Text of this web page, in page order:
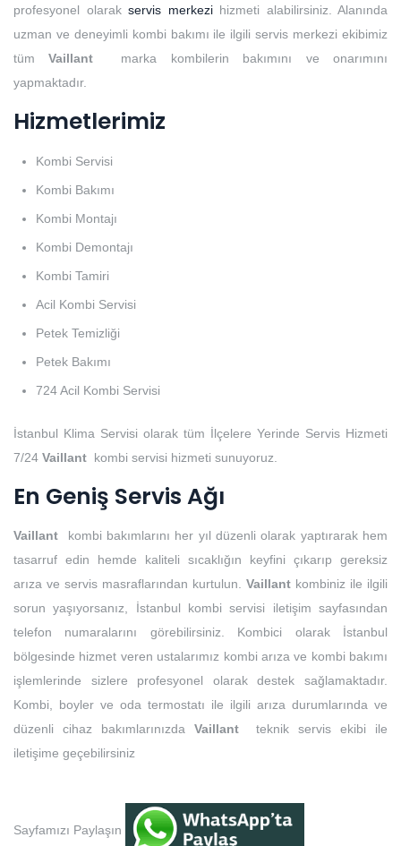
profesyonel olarak servis merkezihizmeti alabilirsiniz. Alanında
uzman ve deneyimli kombi bakımı ile ilgili servis merkezi ekibimiz
tümVaillant marka kombilerin bakımını ve onarımını
yapmaktadır.
Hizmetlerimiz
Kombi Servisi
Kombi Bakımı
Kombi Montajı
Kombi Demontajı
Kombi Tamiri
Acil Kombi Servisi
Petek Temizliği
Petek Bakımı
724 Acil Kombi Servisi
İstanbul Klima Servisi olarak tüm İlçelere Yerinde Servis Hizmeti
7/24 Vaillant kombi servisi hizmeti sunuyoruz.
En Geniş Servis Ağı
Vaillant kombi bakımlarını her yıl düzenli olarak yaptırarak hem
tasarruf edin hemde kaliteli sıcaklığın keyfini çıkarıp gereksiz
arıza ve servis masraflarından kurtulun. Vaillant kombiniz ile ilgili
sorun yaşıyorsanız, İstanbul kombi servisi iletişim sayfasından
telefon numaralarını görebilirsiniz. Kombici olarak İstanbul
bölgesinde hizmet veren ustalarımız kombi arıza ve kombi bakımı
işlemlerinde sizlere profesyonel olarak destek sağlamaktadır.
Kombi, boyler ve oda termostatı ile ilgili arıza durumlarında ve
düzenli cihaz bakımlarınızda Vaillantteknik servis ekibi ile
iletişime geçebilirsiniz
Sayfamızı Paylaşın